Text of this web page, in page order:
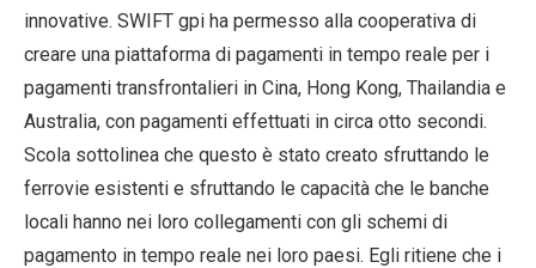
innovative. SWIFT gpi ha permesso alla cooperativa di
creare una piattaforma di pagamenti in tempo reale per i
pagamenti transfrontalieri in Cina, Hong Kong, Thailandia e
Australia, con pagamenti effettuati in circa otto secondi.
Scola sottolinea che questo è stato creato sfruttando le
ferrovie esistenti e sfruttando le capacità che le banche
locali hanno nei loro collegamenti con gli schemi di
pagamento in tempo reale nei loro paesi. Egli ritiene che i